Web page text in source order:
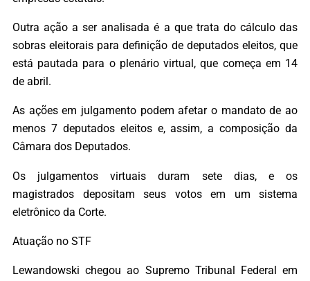
Outra ação a ser analisada é a que trata do cálculo das
sobras eleitorais para definição de deputados eleitos, que
está pautada para o plenário virtual, que começa em 14
de abril.
As ações em julgamento podem afetar o mandato de ao
menos 7 deputados eleitos e, assim, a composição da
Câmara dos Deputados.
Os julgamentos virtuais duram sete dias, e os
magistrados depositam seus votos em um sistema
eletrônico da Corte.
Atuação no STF
Lewandowski chegou ao Supremo Tribunal Federal em